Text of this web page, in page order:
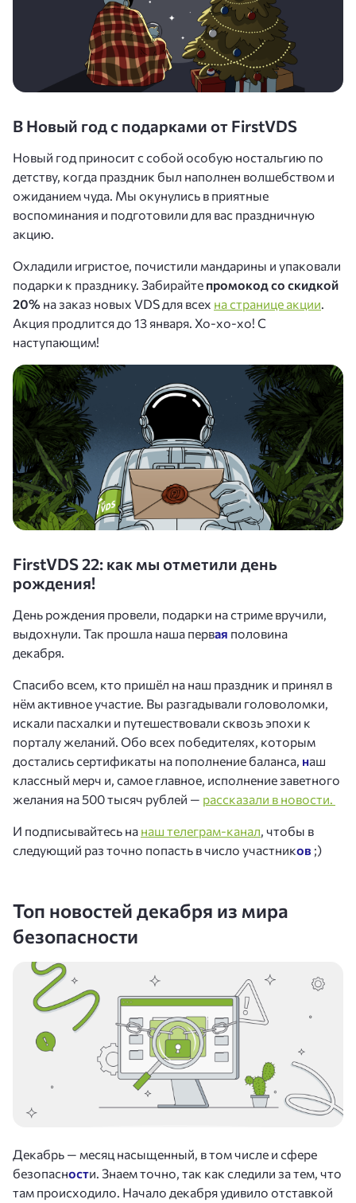
В Новый год с подарками от FirstVDS
Новый год приносит с собой особую ностальгию по
детству, когда праздник был наполнен волшебством и
ожиданием чуда. Мы окунулись в приятные
воспоминания и подготовили для вас праздничную
акцию.
Охладили игристое, почистили мандарины и упаковали
подарки к празднику. Забирайте промокодсо скидкой
20% на заказ новых VDS для всех на странице акции.
Акция продлится до 13 января. Хо-хо-хо! С
наступающим!
FirstVDS 22: как мы отметили день
рождения!
День рождения провели, подарки на стриме вручили,
выдохнули. Так прошла наша первая половина
декабря.
Спасибо всем, кто пришёл на наш праздник и принял в
нём активное участие. Вы разгадывали головоломки,
искали пасхалки и путешествовали сквозь эпохи к
порталу желаний. Обо всех победителях, которым
достались сертификаты на пополнение баланса, наш
классный мерч и, самое главное, исполнение заветного
желания на 500 тысяч рублей — рассказали в новости.
И подписывайтесь на наш телеграм-канал, чтобы в
следующий раз точно попасть в число участников ;)
Топ новостей декабря из мира
безопасности
Декабрь — месяц насыщенный, в том числе и сфере
безопасности. Знаем точно, так как следили за тем, что
там происходило. Начало декабря удивило отставкой